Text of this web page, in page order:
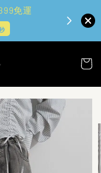
免運